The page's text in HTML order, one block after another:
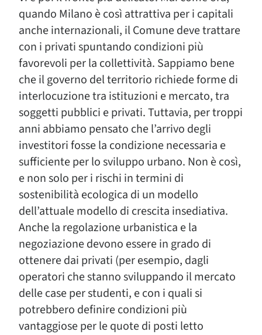
quando Milano è così attrattiva per i capitali
anche internazionali, il Comune deve trattare
con i privati spuntando condizioni più
favorevoli per la collettività. Sappiamo bene
che il governo del territorio richiede forme di
interlocuzione tra istituzioni e mercato, tra
soggetti pubblici e privati. Tuttavia, per troppi
anni abbiamo pensato che l’arrivo degli
investitori fosse la condizione necessaria e
sufficiente per lo sviluppo urbano. Non è così,
e non solo per i rischi in termini di
sostenibilità ecologica di un modello
dell’attuale modello di crescita insediativa.
Anche la regolazione urbanistica e la
negoziazione devono essere in grado di
ottenere dai privati (per esempio, dagli
operatori che stanno sviluppando il mercato
delle case per studenti, e con i quali si
potrebbero definire condizioni più
vantaggiose per le quote di posti letto